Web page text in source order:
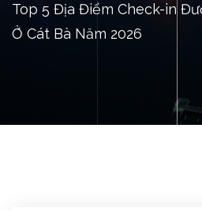
Top 5 Địa Điểm Check-in
Ở Cát Bà Năm 2026